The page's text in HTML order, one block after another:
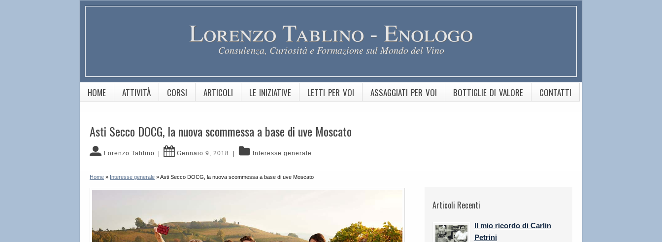
Lorenzo Tablino - Enologo
Consulenza, Curiosità e Formazione sul Mondo del Vino
HOME ATTIVITÀ CORSI ARTICOLI LE INIZIATIVE LETTI PER VOI ASSAGGIATI PER VOI BOTTIGLIE DI VALORE CONTATTI
Asti Secco DOCG, la nuova scommessa a base di uve Moscato
Lorenzo Tablino Gennaio 9, 2018 Interesse generale
Home » Interesse generale »Asti Secco DOCG, la nuova scommessa a base di uve Moscato
Articoli Recenti
Il mio ricordo di Carlin
Petrini